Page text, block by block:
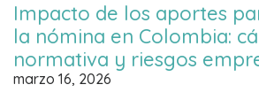
Impacto de los aportes
la nómina en Colombia:
normativa y riesgos
marzo 16, 2026